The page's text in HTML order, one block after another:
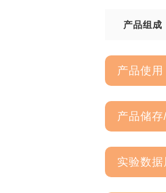
产品组成
产品使用
产品储存
实验数据